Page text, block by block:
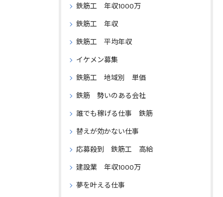
鉄筋工 年収1000万
鉄筋工 年収
鉄筋工 平均年収
イケメン募集
鉄筋工 地域別 単価
鉄筋 勢いのある会社
誰でも稼げる仕事 鉄筋
替えが効かない仕事
応募殺到 鉄筋工 高給
建設業 年収1000万
夢を叶える仕事